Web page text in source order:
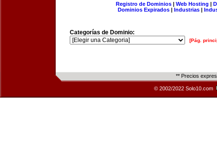
Registro de Dominios| Web Hosting |
Dominios Expirados | Industrias |
Categorías de Dominio:
[Pág.
** Precios
© 2002/2022 Solo10.com